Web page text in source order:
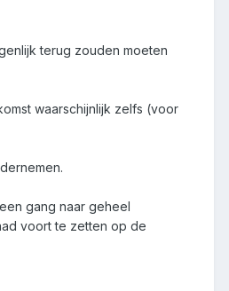
terug zouden moeten
waarschijnlijk zelfs (voor
gang naar geheel
voort te zetten op de